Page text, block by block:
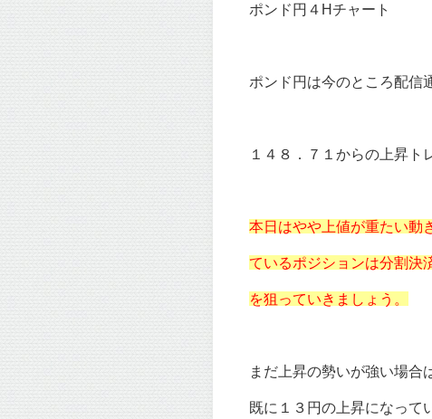
ポンド円４Hチャート
ポンド円は今のところ配信
１４８．７１からの上昇ト
本日はやや上値が重たい動
ているポジションは分割決
を狙っていきましょう。
まだ上昇の勢いが強い場合
既に１３円の上昇になって